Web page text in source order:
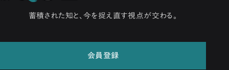
蓄積された知と、今を捉え直す視点が交わる。
会員登録